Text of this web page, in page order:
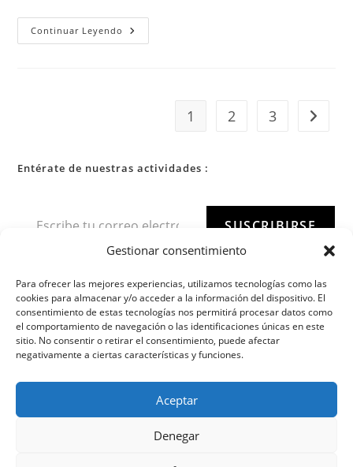
Gestionar consentimiento
Para ofrecer las mejores experiencias, utilizamos tecnologías como las
cookies para almacenar y/o acceder a la información del dispositivo. El
consentimiento de estas tecnologías nos permitirá procesar datos como
el comportamiento de navegación o las identificaciones únicas en este
sitio. No consentir o retirar el consentimiento, puede afectar
negativamente a ciertas características y funciones.
Aceptar
Denegar
Continuar Leyendo
1 2 3
Entérate de nuestras actividades :
SUSCRIBIRSE